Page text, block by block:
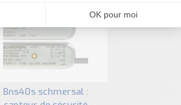
bns40s schmersal :